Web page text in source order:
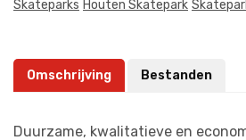
Skateparks Houten Skatepark
Omschrijving Bestanden
Duurzame, kwalitatieve en